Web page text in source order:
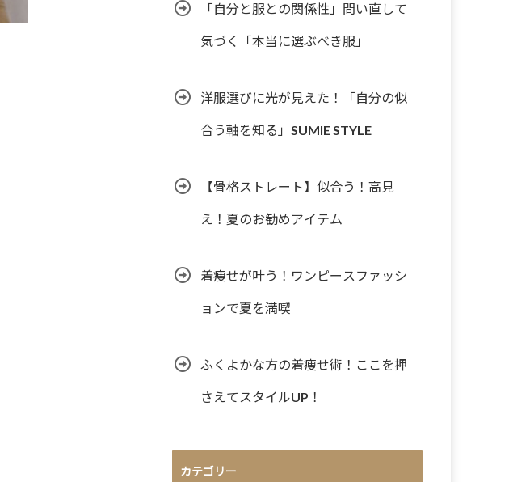
「自分と服との関係性」問い直して
気づく「本当に選ぶべき服」
洋服選びに光が見えた！「自分の似
合う軸を知る」SUMIE STYLE
【骨格ストレート】似合う！高見
え！夏のお勧めアイテム
着痩せが叶う！ワンピースファッシ
ョンで夏を満喫
ふくよかな方の着痩せ術！ここを押
さえてスタイルUP！
カテゴリー